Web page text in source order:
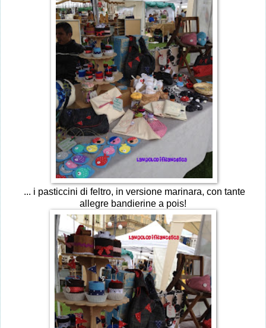
... i pasticcini di feltro, in versione marinara, con tante
allegre bandierine a pois!